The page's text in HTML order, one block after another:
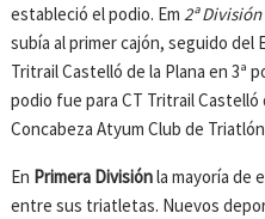
estableció el podio. Em 2ª
subía al primer cajón, seguido del
Tritrail Castelló de la Plana en 3ª
podio fue para CT Tritrail Castelló
Concabeza Atyum Club de
En Primera Divisiónla mayoría de
entre sus triatletas. Nuevos